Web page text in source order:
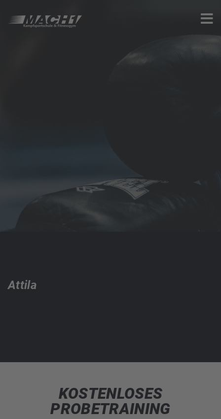
Attila
KOSTENLOSES
PROBETRAINING